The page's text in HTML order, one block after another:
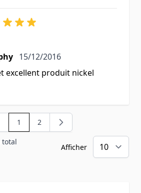
15 décembre 2016
15/12/2016
excellent produit nickel
total
Vous lisez actuellement la page
1 Page
2
Afficher